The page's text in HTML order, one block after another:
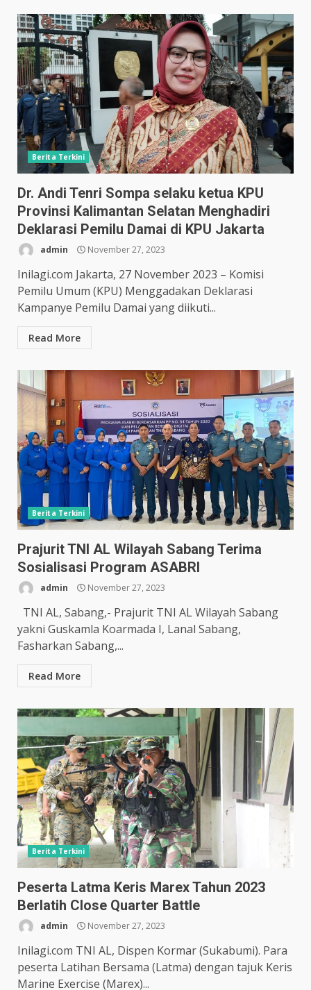
Berita Terkini
Dr. Andi Tenri Sompa selaku ketua KPU
Provinsi Kalimantan Selatan Menghadiri
Deklarasi Pemilu Damai di KPU Jakarta
admin November 27, 2023
Inilagi.com Jakarta, 27 November 2023 – Komisi
Pemilu Umum (KPU) Menggadakan Deklarasi
Kampanye Pemilu Damai yang diikuti...
Read More
Berita Terkini
Prajurit TNI AL Wilayah Sabang Terima
Sosialisasi Program ASABRI
admin November 27, 2023
TNI AL, Sabang,- Prajurit TNI AL Wilayah Sabang
yakni Guskamla Koarmada I, Lanal Sabang,
Fasharkan Sabang,...
Read More
Berita Terkini
Peserta Latma Keris Marex Tahun 2023
Berlatih Close Quarter Battle
admin November 27, 2023
Inilagi.com TNI AL, Dispen Kormar (Sukabumi). Para
peserta Latihan Bersama (Latma) dengan tajuk Keris
Marine Exercise (Marex)...